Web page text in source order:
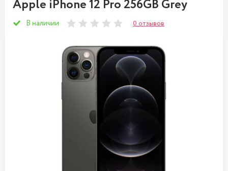
Apple iPhone 12 Pro 256GB Grey
В наличии 0 отзывов